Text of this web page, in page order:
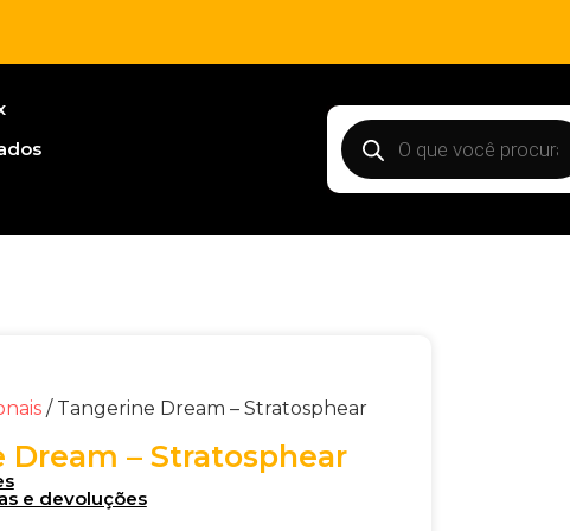
/ Tangerine Dream – Stratosphear
Dream – Stratosphear
e devoluções